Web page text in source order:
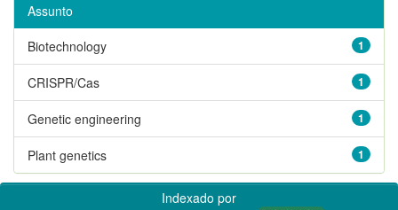
Assunto
1
Biotechnology
1
CRISPR/Cas
1
Genetic engineering
1
Plant genetics
Indexado por